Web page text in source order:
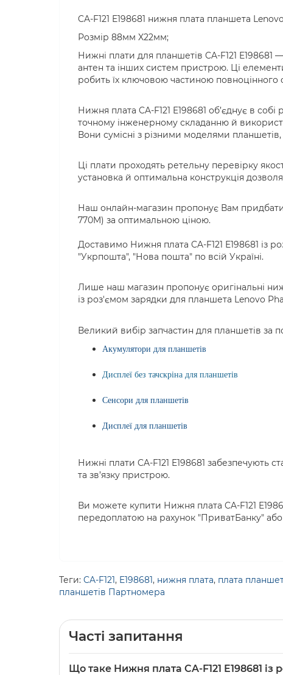
CA-F121 E198681 нижня плата планшета
Розмір 88мм X22мм;
Нижні плати для планшетів CA-F121
антен та інших систем пристрою. Ці
робить їх ключовою частиною
Нижня плата CA-F121 E198681 об’єднує в
точному інженерному складанню й
Вони сумісні з різними моделями
Ці плати проходять ретельну перевірку
установка й оптимальна конструкція
Наш онлайн-магазин пропонує Вам придбати
770M) за оптимальною ціною.
Доставимо Нижня плата CA-F121 E198681 із
"Укрпошта", "Нова пошта" по всій Україні.
Лише наш магазин пропонує оригінальні
із роз'ємом зарядки для планшета Lenovo
Великий вибір запчастин для планшетів за
Акумулятори для планшетів
Дисплеї без тачскріна для планшетів
Сенсори для планшетів
Дисплеї для планшетів
Нижні плати CA-F121 E198681 забезпечують
та зв’язку пристрою.
Ви можете купити Нижня плата CA-F121
передоплатою на рахунок "ПриватБанку"
Теги: CA-F121, E198681, нижня плата, плата
планшетів Партномера
Часті запитання
Що таке Нижня плата CA-F121 E198681